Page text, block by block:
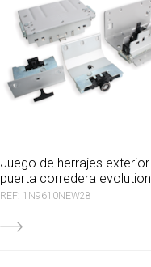
juego de herrajes exterior para
puerta corredera evolution
REF: 1N9610NEW28